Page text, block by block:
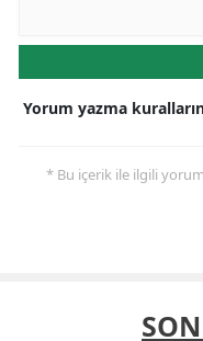
Yorum yazma
* Bu içerik ile ilgili